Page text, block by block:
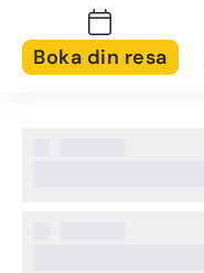
Boka din resa